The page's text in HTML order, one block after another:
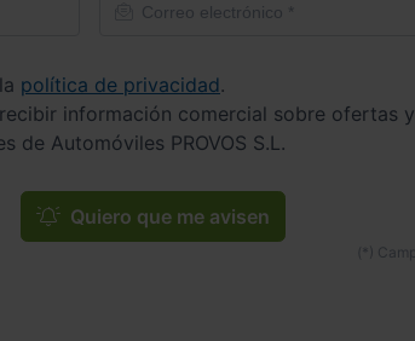
política de privacidad.
información comercial sobre ofertas y
de Automóviles PROVOS S.L.
Quiero que me avisen